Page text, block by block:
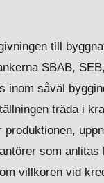
till
SBAB,
inom såväl
träda i
som anlitas
villkoren vid